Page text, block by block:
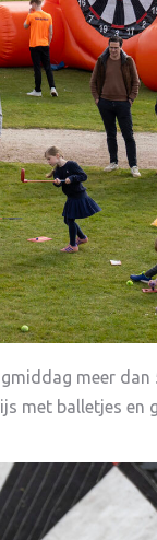
meer dan
met balletjes en